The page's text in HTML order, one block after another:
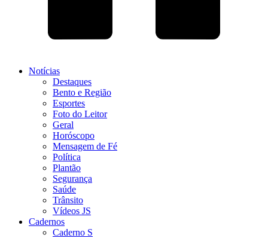
Notícias
Destaques
Bento e Região
Esportes
Foto do Leitor
Geral
Horóscopo
Mensagem de Fé
Política
Plantão
Segurança
Saúde
Trânsito
Vídeos JS
Cadernos
Caderno S